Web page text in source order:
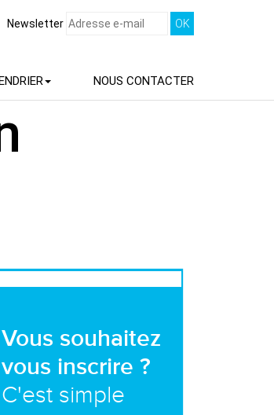
Newsletter
NOUS CONTACTER
Vous souhaitez
vous inscrire ?
C'est simple